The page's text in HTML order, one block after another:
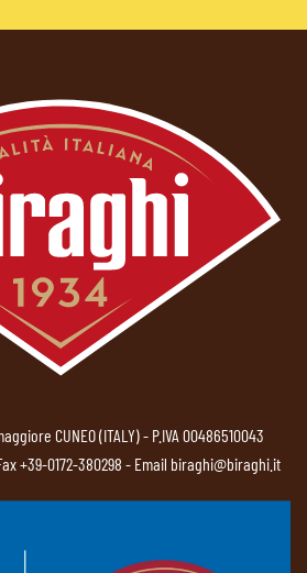
CUNEO (ITALY) - P.IVA 00486510043
+39-0172-380298 - Email biraghi@biraghi.it